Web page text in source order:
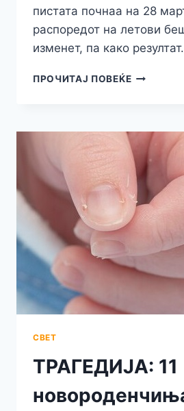
пистата почнаа на 28
распоредот на летови
изменет, па како
ПРОЧИТАЈ ПОВЕЌЕВАЖНО
ОД
ДЕНЕСКА
ГОЛЕМА
ПРОМЕНА
АЕРОДРОМ
СВЕТ
ТРАГЕДИЈА: 11